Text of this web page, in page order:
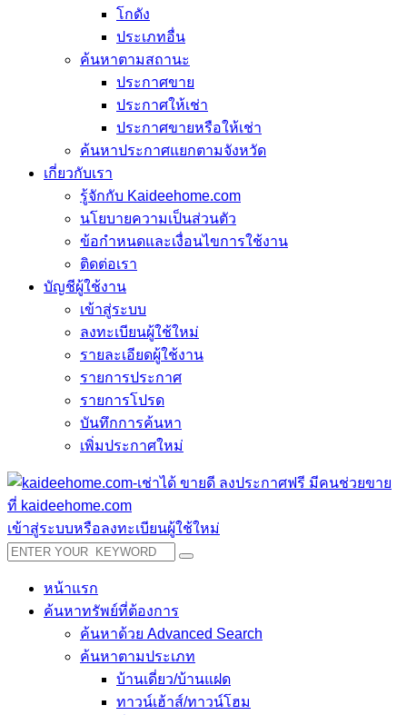
โกดัง
ประเภทอื่น
ค้นหาตามสถานะ
ประกาศขาย
ประกาศให้เช่า
ประกาศขายหรือให้เช่า
ค้นหาประกาศแยกตามจังหวัด
เกี่ยวกับเรา
รู้จักกับ Kaideehome.com
นโยบายความเป็นส่วนตัว
ข้อกำหนดและเงื่อนไขการใช้งาน
ติดต่อเรา
บัญชีผู้ใช้งาน
เข้าสู่ระบบ
ลงทะเบียนผู้ใช้ใหม่
รายละเอียดผู้ใช้งาน
รายการประกาศ
รายการโปรด
บันทึกการค้นหา
เพิ่มประกาศใหม่
เข้าสู่ระบบหรือลงทะเบียนผู้ใช้ใหม่
หน้าแรก
ค้นหาทรัพย์ที่ต้องการ
ค้นหาด้วย Advanced Search
ค้นหาตามประเภท
บ้านเดี่ยว/บ้านแฝด
ทาวน์เฮ้าส์/ทาวน์โฮม